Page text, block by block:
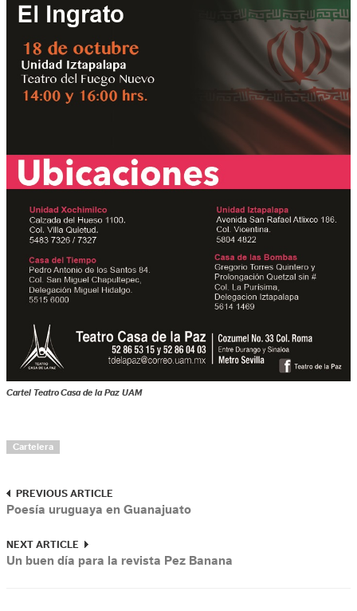
Cartel Teatro Casa de la Paz UAM
Cartelera
PREVIOUS ARTICLE
Poesía uruguaya en Guanajuato
NEXT ARTICLE
Un buen día para la revista Pez Banana